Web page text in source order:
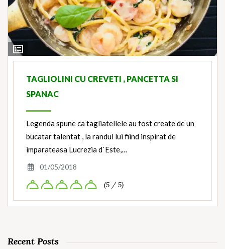
View
Ingredients
TAGLIOLINI CU CREVETI , PANCETTA SI
SPANAC
Legenda spune ca tagliatellele au fost create de un
bucatar talentat , la randul lui fiind inspirat de
imparateasa Lucrezia d`Este,…
01/05/2018
(5 / 5)
Recent Posts